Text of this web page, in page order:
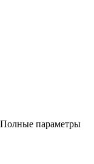
Полные параметры